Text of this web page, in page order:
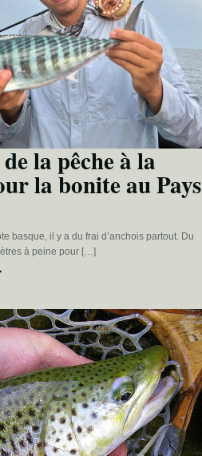
la pêche à la
la bonite au Pays
basque, il y a du frai d’anchois partout. Du
à peine pour […]